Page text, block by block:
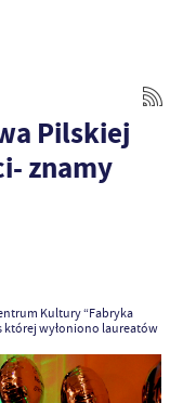
Pilskiej
znamy
Kultury “Fabryka
której wyłoniono laureatów